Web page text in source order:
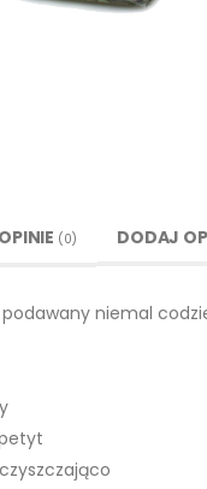
OPINIE (0) DODAJ
podawany niemal